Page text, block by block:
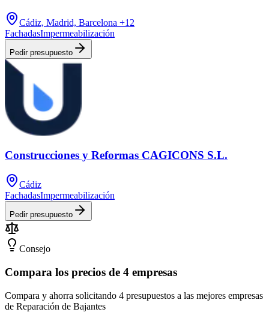
Cádiz, Madrid, Barcelona +12
FachadasImpermeabilización
Pedir presupuesto
Construcciones y Reformas CAGICONS S.L.
Cádiz
FachadasImpermeabilización
Pedir presupuesto
Consejo
Compara los precios de 4 empresas
Compara y ahorra solicitando 4 presupuestos a las mejores empresas
de Reparación de Bajantes